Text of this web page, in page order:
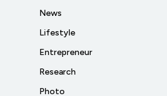
News
Lifestyle
Entrepreneur
Research
Photo